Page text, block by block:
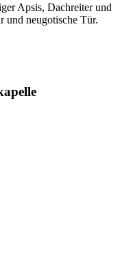
Apsis, Dachreiter und
und neugotische Tür.